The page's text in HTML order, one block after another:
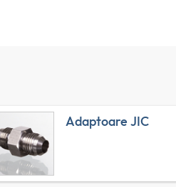
Adaptoare JIC